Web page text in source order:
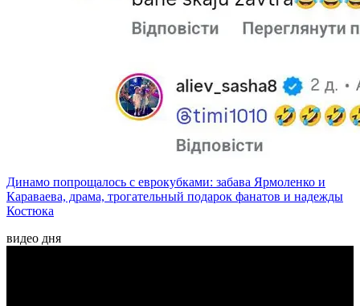
Динамо попрощалось с еврокубками: забава Ярмоленко и
Караваева, драма, трогательный подарок фанатов и надежды
Костюка
видео дня